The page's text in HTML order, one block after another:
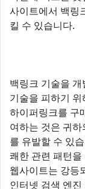
사이트에서 백링
킬 수 있습니다.
백링크 기술을
기술을 피하기
하이퍼링크를 구
여하는 것은 귀
를 유발할 수 있
쾌한 관련 패턴
웹사이트는 강등
인터넷 검색 엔